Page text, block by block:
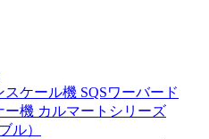
ケール機 SQSワーバード
ー機 カルマートシリーズ
ル）